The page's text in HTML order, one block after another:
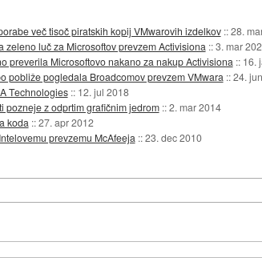
več tisoč piratskih kopij VMwarovih izdelkov ::28.
zeleno luč za Microsoftov prevzem Activisiona ::3. mar
preverila Microsoftovo nakano za nakup Activisiona :: 16.
pobliže pogledala Broadcomov prevzem VMwara ::24.
Technologies :: 12. jul 2018
pozneje z odprtim grafičnim jedrom ::2. mar 2014
koda ::27. apr 2012
prevzemu McAfeeja ::23. dec 2010